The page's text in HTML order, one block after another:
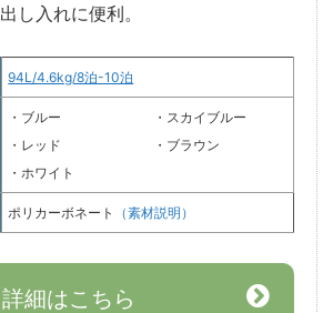
し入れに便利。
94L/4.6kg/8泊-10泊
・ブルー
・レッド
・ホワイト
・スカイブルー
・ブラウン
ポリカーボネート （素材説明）
詳細はこちら